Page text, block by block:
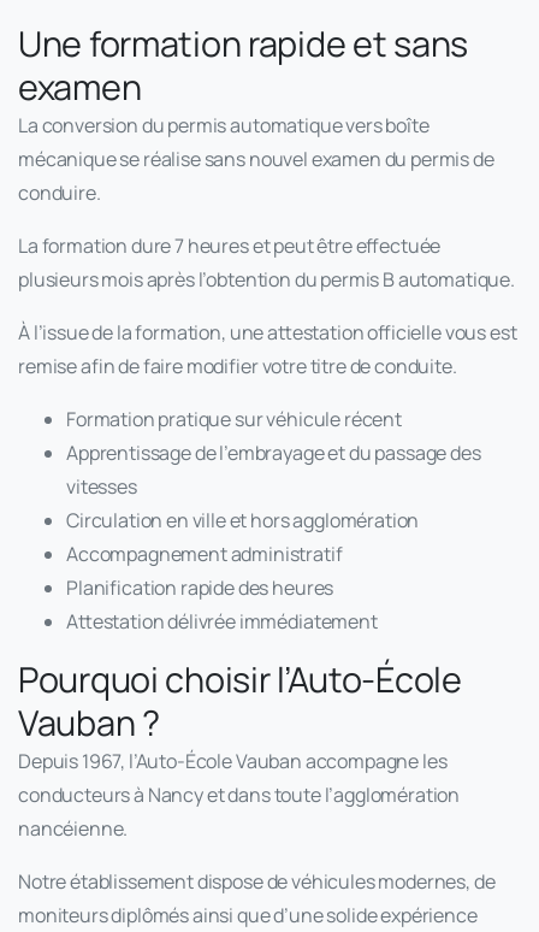
Une formation rapide et sans
examen
La conversion du permis automatique vers boîte
mécanique se réalise sans nouvel examen du permis de
conduire.
La formation dure 7 heures et peut être effectuée
plusieurs mois après l’obtention du permis B automatique.
À l’issue de la formation, une attestation officielle vous est
remise afin de faire modifier votre titre de conduite.
Formation pratique sur véhicule récent
Apprentissage de l’embrayage et du passage des
vitesses
Circulation en ville et hors agglomération
Accompagnement administratif
Planification rapide des heures
Attestation délivrée immédiatement
Pourquoi choisir l’Auto-École
Vauban ?
Depuis 1967, l’Auto-École Vauban accompagne les
conducteurs à Nancy et dans toute l’agglomération
nancéienne.
Notre établissement dispose de véhicules modernes, de
moniteurs diplômés ainsi que d’une solide expérience